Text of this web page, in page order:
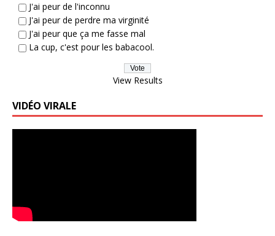
J'ai peur de l'inconnu
J'ai peur de perdre ma virginité
J'ai peur que ça me fasse mal
La cup, c'est pour les babacool.
View Results
VIDÉO VIRALE